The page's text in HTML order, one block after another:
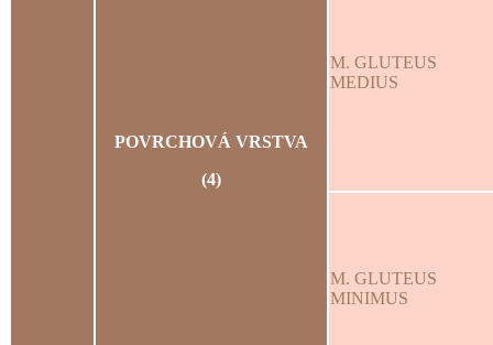
POVRCHOVÁ VRSTVA
(4)
M. GLUTEUS
MEDIUS
M. GLUTEUS
MINIMUS